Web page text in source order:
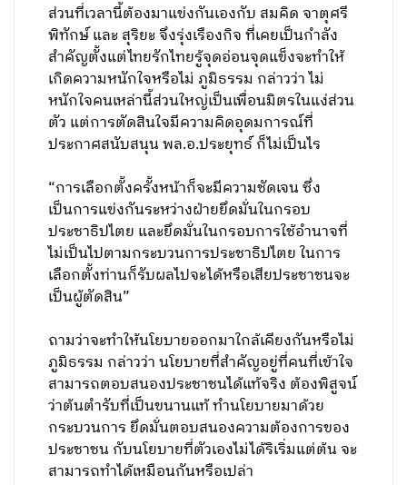
ส่วนที่เวลานี้ต้องมาแข่งกันเองกับ สมคิด จาตุศรี
พิทักษ์ และ สุริยะ จึงรุ่งเรืองกิจ ​ที่เคยเป็นกำลัง
สำคัญตั้งแต่ไทยรักไทยรู้จุดอ่อนจุดแข็งจะทำให้
เกิดความหนักใจหรือไม่ ภูมิธรรม กล่าวว่า ​ไม่
หนักใจคนเหล่านี้ส่วนใหญ่เป็นเพื่อนมิตรในแง่ส่วน
ตัว ​แต่การตัดสินใจมีความคิดอุดมการณ์ที่
ประกาศสนับสนุน พล.อ.ประยุทธ์ ก็ไม่เป็นไร
“การเลือกตั้งครั้งหน้าก็จะมีความชัดเจน​ ซึ่ง
เป็นการแข่งกันระหว่างฝ่ายยึดมั่นในกรอบ
ประชาธิปไตย และยึดมั่นในกรอบการใช้อำนาจที่
ไม่เป็นไปตามกระบวนการประชาธิปไตย ในการ
เลือกตั้งท่านก็รับผลไปจะได้หรือเสียประชาชน​จะ
เป็นผู้ตัดสิน”
ถามว่าจะทำให้นโยบายออกมาใกล้เคียงกันหรือไม่
ภูมิธรรม กล่าวว่า ​นโยบายที่สำคัญอยู่ที่คนที่เข้าใจ
สามารถตอบสนองประชาชนได้แท้จริง ​ต้องพิสูจน์
ว่าต้นตำรับที่เป็นขนานแท้ ทำนโยบายมาด้วย
กระบวนการ ยึดมั่นตอบสนองความต้องการของ
ประชาชน กับนโยบายที่ตัวเองไม่ได้ริเริ่มแต่ต้น จะ
สามารถทำได้เหมือนกันหรือเปล่า